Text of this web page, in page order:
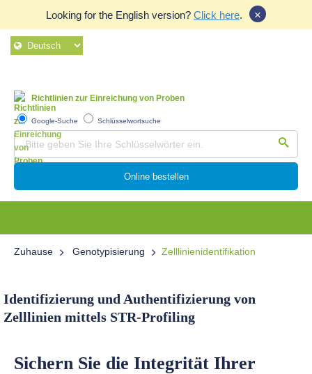
Looking for the English version? Click here. ×
Richtlinien zur Einreichung von Proben
Google-Suche Schlüsselwortsuche
Online bestellen
Zuhause Genotypisierung Zelllinienidentifikation
Identifizierung und Authentifizierung von
Zelllinien mittels STR-Profiling
Sichern Sie die Integrität Ihrer